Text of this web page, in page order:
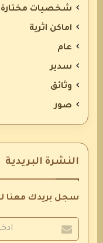
شخصيات مختارة
اماكن اثرية
عام
سدير
وثائق
صور
النشرة البريدية
سجل بريدك معنا